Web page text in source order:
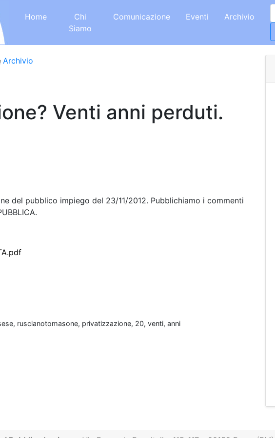
Home
Chi
Siamo
Comunicazione Eventi Archivio
Archivio
Venti anni perduti.
del pubblico impiego del 23/11/2012. Pubblichiamo i commenti
ruscianotomasone, privatizzazione, 20, venti, anni